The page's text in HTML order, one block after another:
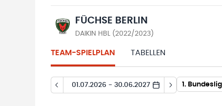
FÜCHSE BERLIN
DAIKIN HBL (2022/2023)
TEAM-SPIELPLAN TABELLEN
01.07.2026 - 30.06.2027 1.